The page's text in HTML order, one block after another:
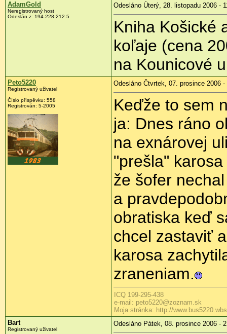
AdamGold
Neregistrovaný host
Odeslán z: 194.228.212.5
Odesláno Úterý, 28. listopadu 2006 -
Kniha Košické
koľaje (cena
na Kounicové
Peto5220
Registrovaný uživatel
Číslo příspěvku: 558
Registrován: 5-2005
Odesláno Čtvrtek, 07. prosince 2006 -
Keďže to sem
ja: Dnes ráno
na exnárovej
"prešla"
že šofer
a
obratiska keď
chcel zastaviť
karosa
zraneniam.
ICQ 199-295-438
e-mail: peto5220@zoznam.sk
Moja stránka: http://
Bart
Registrovaný uživatel
Odesláno Pátek, 08. prosince 2006 -